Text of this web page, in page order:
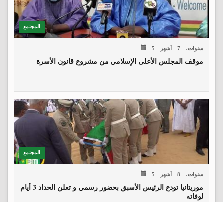
المجتمع
5 سنوات، 7 أشهر
موقف المجلس الأعلى الإسلامي من مشروع قانون الأسرة
المجتمع
5 سنوات، 8 أشهر
موريتانيا تودع الرئيس الأسبق بحضور رسمي و تعلن الحداد 3 أيام
لوفاته